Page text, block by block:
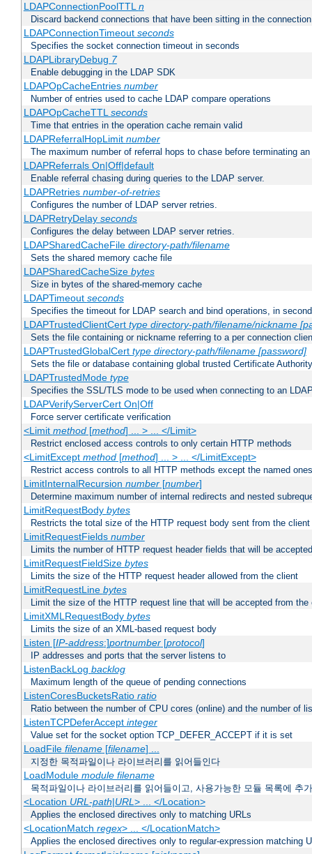
LDAPConnectionPoolTTLn
Discard backend connections that have been sitting in the
LDAPConnectionTimeout seconds
Specifies the socket connection timeout in seconds
LDAPLibraryDebug 7
Enable debugging in the LDAP SDK
LDAPOpCacheEntries number
Number of entries used to cache LDAP compare operations
LDAPOpCacheTTLseconds
Time that entries in the operation cache remain valid
LDAPReferralHopLimit number
The maximum number of referral hops to chase before terminating
LDAPReferrals On|Off|default
Enable referral chasing during queries to the LDAP server.
LDAPRetries number-of-retries
Configures the number of LDAP server retries.
LDAPRetryDelay seconds
Configures the delay between LDAP server retries.
LDAPSharedCacheFile directory-path/filename
Sets the shared memory cache file
LDAPSharedCacheSize bytes
Size in bytes of the shared-memory cache
LDAPTimeout seconds
Specifies the timeout for LDAP search and bind operations, in
LDAPTrustedClientCert type directory-path/filename/nickname
Sets the file containing or nickname referring to a per connection
LDAPTrustedGlobalCert type directory-path/filename [password]
Sets the file or database containing global trusted Certificate
LDAPTrustedMode type
Specifies the SSL/TLS mode to be used when connecting to an
LDAPVerifyServerCert On|Off
Force server certificate verification
<Limit method[method] ... > ... </Limit>
Restrict enclosed access controls to only certain HTTP methods
<LimitExcept method[method] ... > ... </LimitExcept>
Restrict access controls to all HTTP methods except the named ones
LimitInternalRecursion number[number]
Determine maximum number of internal redirects and nested
LimitRequestBody bytes
Restricts the total size of the HTTP request body sent from the client
LimitRequestFields number
Limits the number of HTTP request header fields that will be
LimitRequestFieldSize bytes
Limits the size of the HTTP request header allowed from the client
LimitRequestLine bytes
Limit the size of the HTTP request line that will be accepted from the
LimitXMLRequestBody bytes
Limits the size of an XML-based request body
Listen [IP-address:]portnumber[protocol]
IP addresses and ports that the server listens to
ListenBackLog backlog
Maximum length of the queue of pending connections
ListenCoresBucketsRatio ratio
Ratio between the number of CPU cores (online) and the number of
ListenTCPDeferAccept integer
Value set for the socket option TCP_DEFER_ACCEPT if it is set
LoadFile filename[filename] ...
지정한 목적파일이나 라이브러리를 읽어들인다
LoadModule module filename
목적파일이나 라이브러리를 읽어들이고, 사용가능한 모듈 목록에 추
<Location URL-path|URL> ... </Location>
Applies the enclosed directives only to matching URLs
<LocationMatch regex> ... </LocationMatch>
Applies the enclosed directives only to regular-expression matching